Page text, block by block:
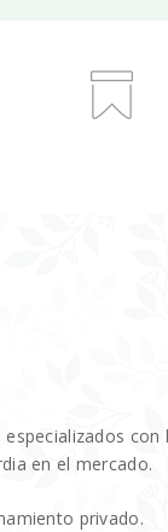
especializados
en el mercado.
privado.